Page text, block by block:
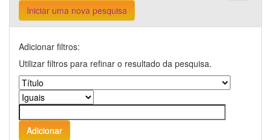
Iniciar uma nova pesquisa
Adicionar filtros:
Utilizar filtros para refinar o resultado da pesquisa.